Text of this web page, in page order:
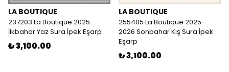
LA BOUTIQUE
237203 La Boutique 2025
İlkbahar Yaz Sura İpek Eşarp
₺ 3,100.00
LA BOUTIQUE
255405 La Boutique 2025-
2026 Sonbahar Kış Sura İpek
Eşarp
₺ 3,100.00